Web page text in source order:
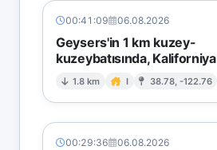
00:41:09 06.08.2026
Geysers'in 1 km kuzey-
kuzeybatısında, Kaliforniya
1.8 km I 38.78, -122.76
00:29:36 06.08.2026